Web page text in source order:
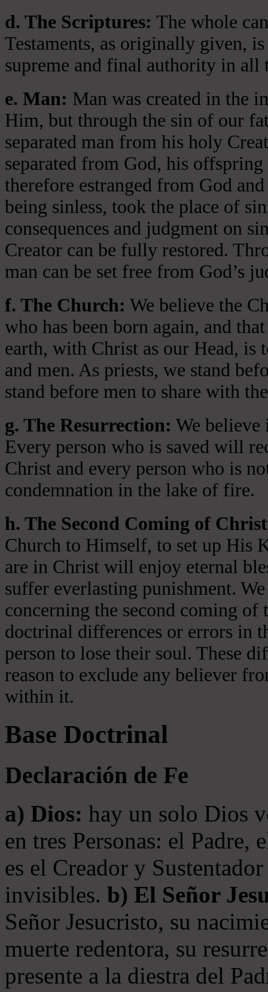
d. The Scriptures: The whole
Testaments, as originally given,
supreme and final authority in all
e. Man: Man was created in the
Him, but through the sin of our
separated man from his holy
separated from God, his
therefore estranged from God
being sinless, took the place of
consequences and judgment on
Creator can be fully restored.
man can be set free from God’s
f. The Church: We believe the
who has been born again, and
earth, with Christ as our Head, is
and men. As priests, we stand
stand before men to share with
g. The Resurrection: We believe
Every person who is saved will
Christ and every person who is
condemnation in the lake of fire.
h. The Second Coming of
Church to Himself, to set up His
are in Christ will enjoy eternal
suffer everlasting punishment.
concerning the second coming
doctrinal differences or errors in
person to lose their soul. These
reason to exclude any believer
within it.
Base Doctrinal
Declaración de Fe
a) Dios: hay un solo Dios
en tres Personas: el
es el Creador y
invisibles. b) El Señor
Señor Jesucristo, su
muerte redentora, su
presente a la diestra del